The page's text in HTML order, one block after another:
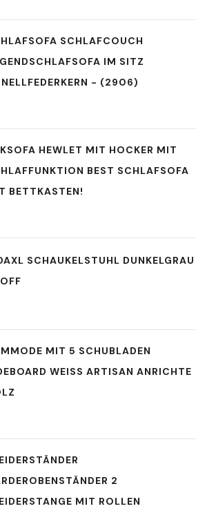
SCHLAFCOUCH
IM SITZ
- (2906)
HEWLET MIT HOCKER MIT
BEST SCHLAFSOFA
BETTKASTEN!
SCHAUKELSTUHL DUNKELGRAU
MIT 5 SCHUBLADEN
WEISS ARTISAN ANRICHTE H
2
MIT ROLLEN